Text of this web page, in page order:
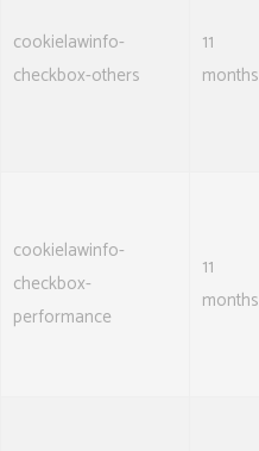
cookielawinfo-
checkbox-others
11
months
cookielawinfo-
checkbox-
performance
11
months